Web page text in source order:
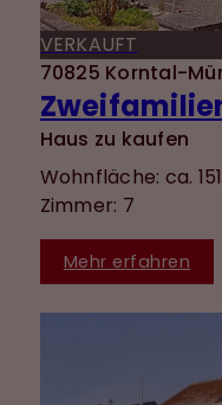
VERKAUFT
70825 Korntal-
Haus zu kaufen
Wohnfläche: ca.
Zimmer: 7
Mehr erfahren